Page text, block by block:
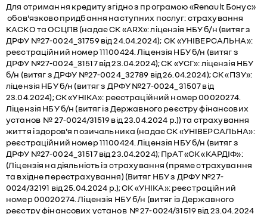
Для отримання кредиту згідно з програмою «Renault Бонус»
обов'язково придбання наступних послуг: страхування
КАСКО та ОСЦПВ (надає СК «ARX»: ліцензія НБУ б/н (витяг з
ДРФУ №27-0024_31759 від 24.04.2024); СК «УНІВЕРСАЛЬНА»:
реєстраційний номер 11100424. Ліцензія НБУ б/н (витяг з
ДРФУ №27-0024_31517 від 23.04.2024); СК «УСГ»: ліцензія НБУ
б/н (витяг з ДРФУ №27-0024_32789 від 26.04.2024); СК «ПЗУ»:
ліцензія НБУ б/н (витяг з ДРФУ №27-0024_31507 від
23.04.2024); СК «УНІКА»: реєстраційний номер 00020274.
Ліцензія НБУ б/н (витяг із Державного реєстру фінансових
установ № 27-0024/31519 від 23.04.2024 р.)) та страхування
життя і здоров'я позичальника (надає СК «УНІВЕРСАЛЬНА»:
реєстраційний номер 11100424. Ліцензія НБУ б/н (витяг з
ДРФУ №27-0024_31517 від 23.04.2024); ПрАТ «СК «КАРДІФ»:
(Ліцензія на діяльність із страхування (пряме страхування
та вхідне перестрахування) (Витяг НБУ з ДРФУ №27-
0024/32191 від 25.04.2024 р.); СК «УНІКА»: реєстраційний
номер 00020274. Ліцензія НБУ б/н (витяг із Державного
реєстру фінансових установ № 27-0024/31519 від 23.04.2024